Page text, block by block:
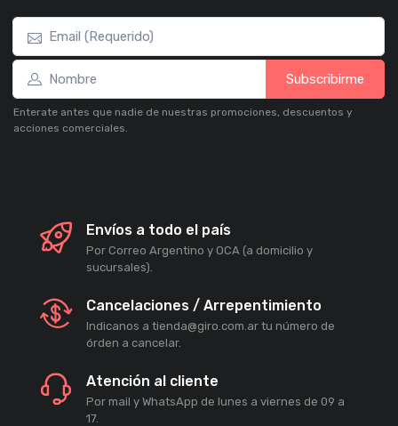
Subscribirme
Enterate antes que nadie de nuestras promociones, descuentos y
acciones comerciales.
Envíos a todo el país
Por Correo Argentino y OCA (a domicilio y
sucursales).
Cancelaciones / Arrepentimiento
Indicanos a tienda@giro.com.ar tu número de
órden a cancelar.
Atención al cliente
Por mail y WhatsApp de lunes a viernes de 09 a
17.